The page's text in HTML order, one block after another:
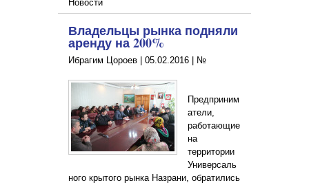
Новости
Владельцы рынка подняли
аренду на 200%
Ибрагим Цороев | 05.02.2016 №
Предприним
атели,
работающие
на
территории
Универсаль
ного крытого рынка Назрани, обратились